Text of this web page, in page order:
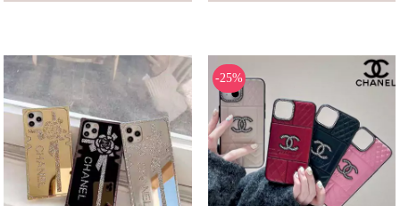
-25%